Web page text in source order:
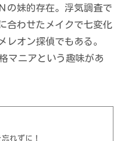
の妹的存在。浮気調査で
合わせたメイクで七変化
レオン探偵でもある。
マニアという趣味があ
れずに！